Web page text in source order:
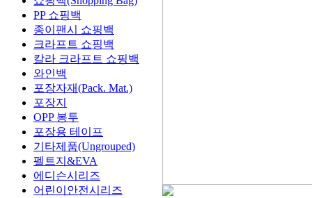
PP 쇼핑백
종이팬시 쇼핑백
크라프트 쇼핑백
칼라 크라프트 쇼핑백
와인백
포장자재(Pack. Mat.)
포장지
OPP 봉투
포장용 테이프
기타제품(Ungrouped)
펠트지&EVA
에디슨시리즈
어린이안전시리즈